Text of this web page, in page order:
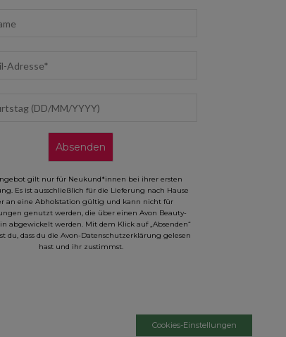
Absenden
gilt nur für Neukund*innen bei ihrer ersten
Es ist ausschließlich für die Lieferung nach Hause
an eine Abholstation gültig und kann nicht für
genutzt werden, die über einen Avon Beauty-
abgewickelt werden. Mit dem Klick auf „Absenden“
du, dass du die Avon-Datenschutzerklärung gelesen
hast und ihr zustimmst.
Cookies-Einstellungen